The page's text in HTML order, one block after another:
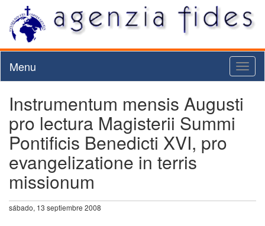
Menu
Instrumentum mensis Augusti
pro lectura Magisterii Summi
Pontificis Benedicti XVI, pro
evangelizatione in terris
missionum
sábado, 13 septiembre 2008